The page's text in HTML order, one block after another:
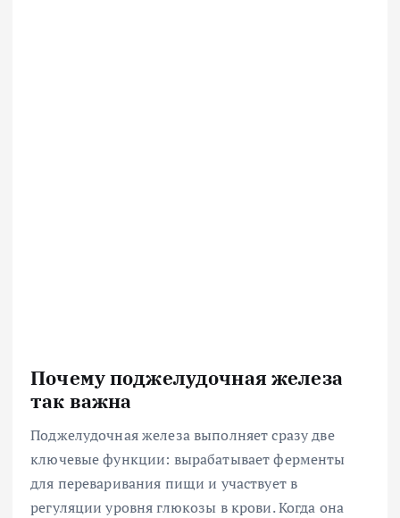
Почему поджелудочная железа
так важна
Поджелудочная железа выполняет сразу две
ключевые функции: вырабатывает ферменты
для переваривания пищи и участвует в
регуляции уровня глюкозы в крови. Когда она